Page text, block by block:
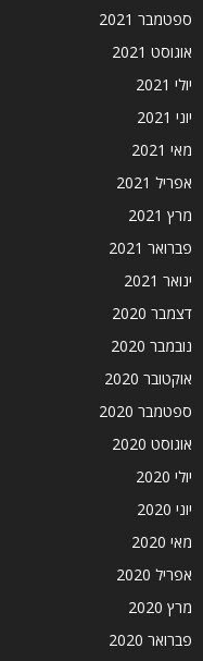
ספטמבר 2021
אוגוסט 2021
יולי 2021
יוני 2021
מאי 2021
אפריל 2021
מרץ 2021
פברואר 2021
ינואר 2021
דצמבר 2020
נובמבר 2020
אוקטובר 2020
ספטמבר 2020
אוגוסט 2020
יולי 2020
יוני 2020
מאי 2020
אפריל 2020
מרץ 2020
פברואר 2020